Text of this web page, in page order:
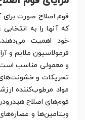
فوم اصلاح صورت برای
که آنها را به
خود اهمیت
فرمولاسیون ملایم
و معمولی مناسب
تحریکات و خشونت‌های
مواد مرطوب‌کننده
فوم‌های اصلاح
ویتامین‌ها و